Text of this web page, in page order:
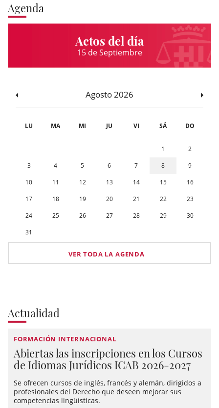
Agenda
Actos del día
15 de Septiembre
Agosto 2026
LU MA MI JU VI SÁ DO
1
2
3
4 5 6 7 8
9
10
11 12 13 14 15
16
17
18 19 20 21 22
23
24
25 26 27 28 29
30
31
VER TODA LA AGENDA
Actualidad
FORMACIÓN INTERNACIONAL
Abiertas las inscripciones en los Cursos
de Idiomas Jurídicos ICAB 2026-2027
Se ofrecen cursos de inglés, francés y alemán, dirigidos a
profesionales del Derecho que deseen mejorar sus
competencias lingüísticas.